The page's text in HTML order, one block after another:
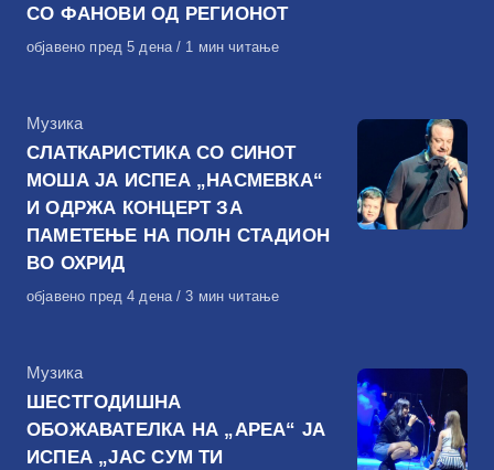
СО ФАНОВИ ОД РЕГИОНОТ
Објавено
објавено пред 5 дена 1 мин читање
КАтегорија
Музика
СЛАТКАРИСТИКА СО СИНОТ
МОША ЈА ИСПЕА „НАСМЕВКА“
И ОДРЖА КОНЦЕРТ ЗА
ПАМЕТЕЊЕ НА ПОЛН СТАДИОН
ВО ОХРИД
Објавено
објавено пред 4 дена 3 мин читање
КАтегорија
Музика
ШЕСТГОДИШНА
ОБОЖАВАТЕЛКА НА „АРЕА“ ЈА
ИСПЕА „ЈАС СУМ ТИ